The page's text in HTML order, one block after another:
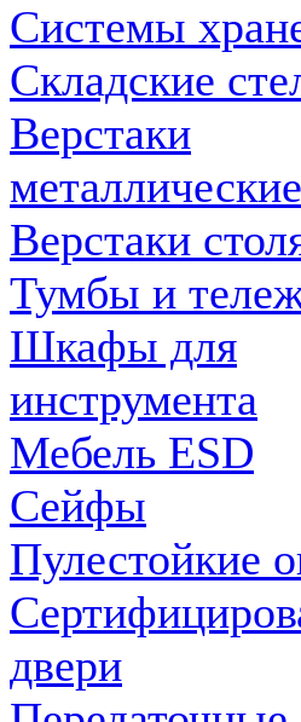
Системы
Складские
Верстаки
металлические
Верстаки
Тумбы и
Шкафы для
инструмента
Мебель ESD
Сейфы
Пулестойкие
двери